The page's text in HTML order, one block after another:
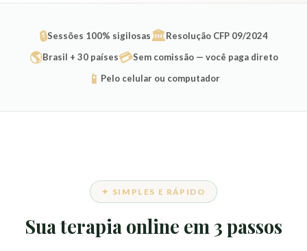
🔒Sessões 100% sigilosas🏛️Resolução CFP 09/2024
🌎Brasil + 30 países💳Sem comissão — você paga direto
📱 Pelo celular ou computador
✦ SIMPLES E RÁPIDO
Sua terapia online em 3 passos